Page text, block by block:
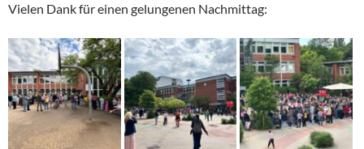
Vielen Dank für einen gelungenen Nachmittag: